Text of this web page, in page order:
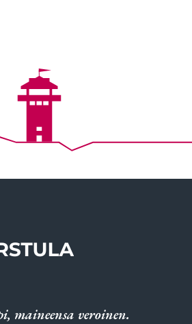
maineensa veroinen.